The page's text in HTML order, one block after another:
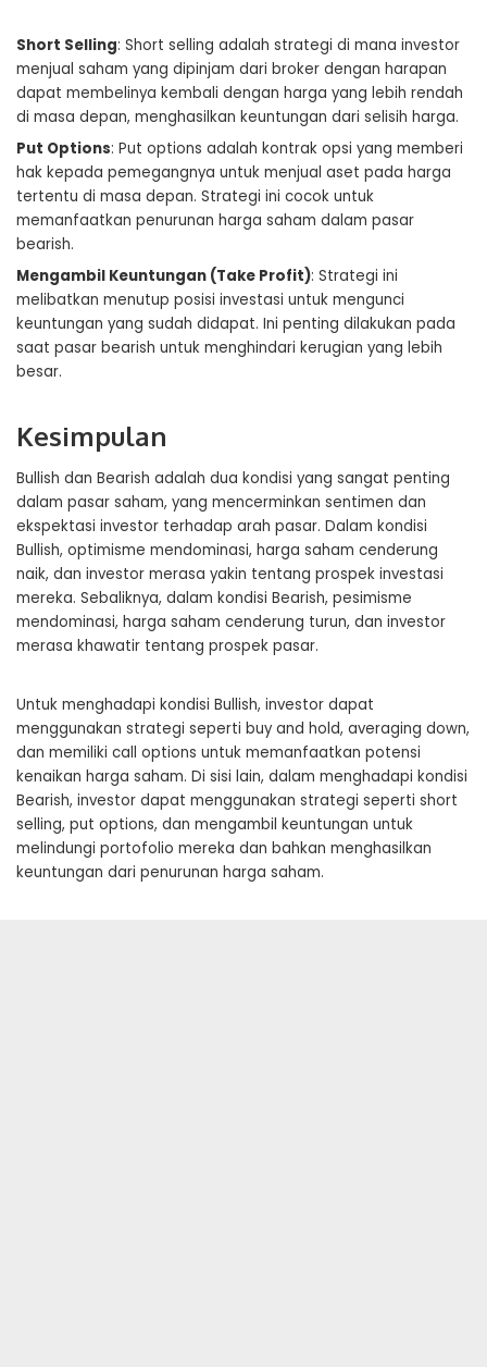
Short Selling: Short selling adalah strategi di mana investor
menjual saham yang dipinjam dari broker dengan harapan
dapat membelinya kembali dengan harga yang lebih rendah
di masa depan, menghasilkan keuntungan dari selisih harga.
Put Options: Put options adalah kontrak opsi yang memberi
hak kepada pemegangnya untuk menjual aset pada harga
tertentu di masa depan. Strategi ini cocok untuk
memanfaatkan penurunan harga saham dalam pasar
bearish.
Mengambil Keuntungan (Take Profit): Strategi ini
melibatkan menutup posisi investasi untuk mengunci
keuntungan yang sudah didapat. Ini penting dilakukan pada
saat pasar bearish untuk menghindari kerugian yang lebih
besar.
Kesimpulan
Bullish dan Bearish adalah dua kondisi yang sangat penting
dalam pasar saham, yang mencerminkan sentimen dan
ekspektasi investor terhadap arah pasar. Dalam kondisi
Bullish, optimisme mendominasi, harga saham cenderung
naik, dan investor merasa yakin tentang prospek investasi
mereka. Sebaliknya, dalam kondisi Bearish, pesimisme
mendominasi, harga saham cenderung turun, dan investor
merasa khawatir tentang prospek pasar.
Untuk menghadapi kondisi Bullish, investor dapat
menggunakan strategi seperti buy and hold, averaging down,
dan memiliki call options untuk memanfaatkan potensi
kenaikan harga saham. Di sisi lain, dalam menghadapi kondisi
Bearish, investor dapat menggunakan strategi seperti short
selling, put options, dan mengambil keuntungan untuk
melindungi portofolio mereka dan bahkan menghasilkan
keuntungan dari penurunan harga saham.